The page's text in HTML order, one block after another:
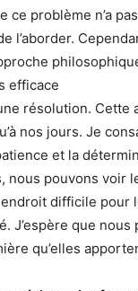
ce problème n’a
l’aborder.
efficace
résolution. Cette
nos jours. Je
et la
nous pouvons voir
difficile pour
. J’espère que
qu’elles